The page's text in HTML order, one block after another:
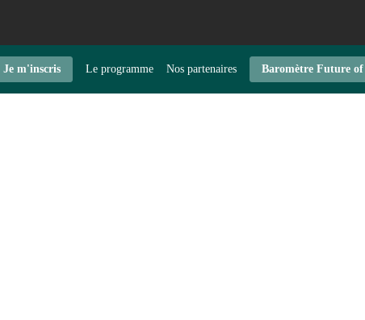
Je m'inscris Le programme Nos partenaires Baromètre Future of